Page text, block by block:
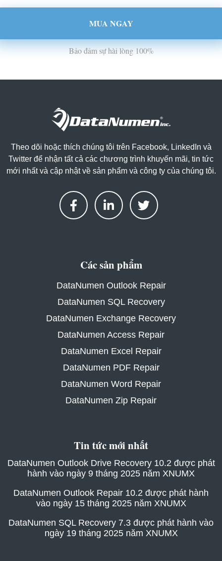
MUA NGAY
Bảo đảm sự hài lòng 100%
Theo dõi hoặc thích chúng tôi trên Facebook, LinkedIn và
Twitter để nhận tất cả các chương trình khuyến mãi, tin tức
mới nhất và cập nhật về sản phẩm và công ty của chúng tôi.
Các sản phẩm
DataNumen Outlook Repair
DataNumen SQL Recovery
DataNumen Exchange Recovery
DataNumen Access Repair
DataNumen Excel Repair
DataNumen PDF Repair
DataNumen Word Repair
DataNumen Zip Repair
Tin tức mới nhất
DataNumen Outlook Drive Recovery 10.2 được phát
hành vào ngày 9 tháng 2025 năm XNUMX
DataNumen Outlook Repair 10.2 được phát hành
vào ngày 15 tháng 2025 năm XNUMX
DataNumen SQL Recovery 7.3 được phát hành vào
ngày 19 tháng 2025 năm XNUMX